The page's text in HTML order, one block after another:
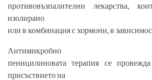
противовъзпалителни лекарства,
изолирано
или в комбинация с хормони, в
Антимикробно
пеницилиновата терапия се
присъствието на